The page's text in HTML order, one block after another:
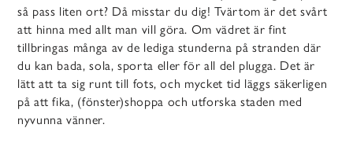
så pass liten ort? Då misstar du dig! Tvärtom är det svårt
att hinna med allt man vill göra. Om vädret är fint
tillbringas många av de lediga stunderna på stranden där
du kan bada, sola, sporta eller för all del plugga. Det är
lätt att ta sig runt till fots, och mycket tid läggs säkerligen
på att fika, (fönster)shoppa och utforska staden med
nyvunna vänner.